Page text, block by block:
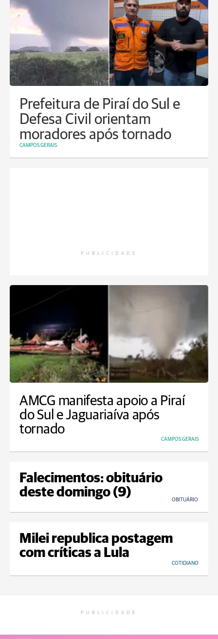
Prefeitura de Piraí do Sul e
Defesa Civil orientam
moradores após tornado
CAMPOS GERAIS
PUBLICIDADE
AMCG manifesta apoio a Piraí
do Sul e Jaguariaíva após
tornado
CAMPOS GERAIS
Falecimentos: obituário
deste domingo (9)
OBITUÁRIO
Milei republica postagem
com críticas a Lula
COTIDIANO
PUBLICIDADE